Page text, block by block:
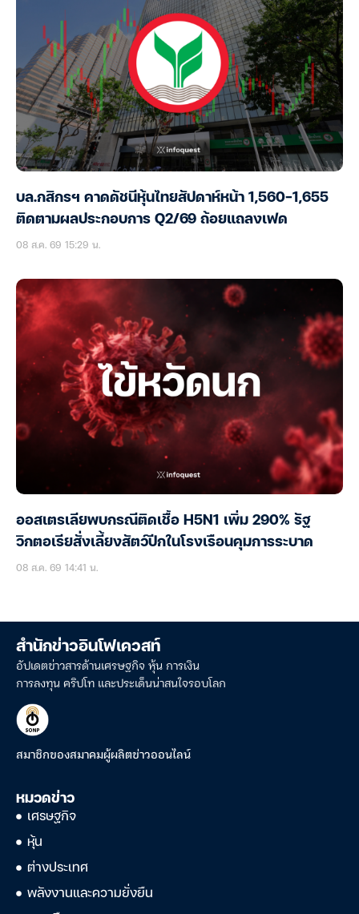
บล.กสิกรฯ คาดดัชนีหุ้นไทยสัปดาห์หน้า 1,560-1,655
ติดตามผลประกอบการ Q2/69 ถ้อยแถลงเฟด
08 ส.ค. 69 15:29 น.
ออสเตรเลียพบกรณีติดเชื้อ H5N1 เพิ่ม 290% รัฐ
วิกตอเรียสั่งเลี้ยงสัตว์ปีกในโรงเรือนคุมการระบาด
08 ส.ค. 69 14:41 น.
สำนักข่าวอินโฟเควสท์
อัปเดตข่าวสารด้านเศรษฐกิจ หุ้น การเงิน
การลงทุน คริปโท และประเด็นน่าสนใจรอบโลก
สมาชิกของสมาคมผู้ผลิตข่าวออนไลน์
หมวดข่าว
เศรษฐกิจ
หุ้น
ต่างประเทศ
พลังงานและความยั่งยืน